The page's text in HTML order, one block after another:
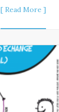
[ Read More ]